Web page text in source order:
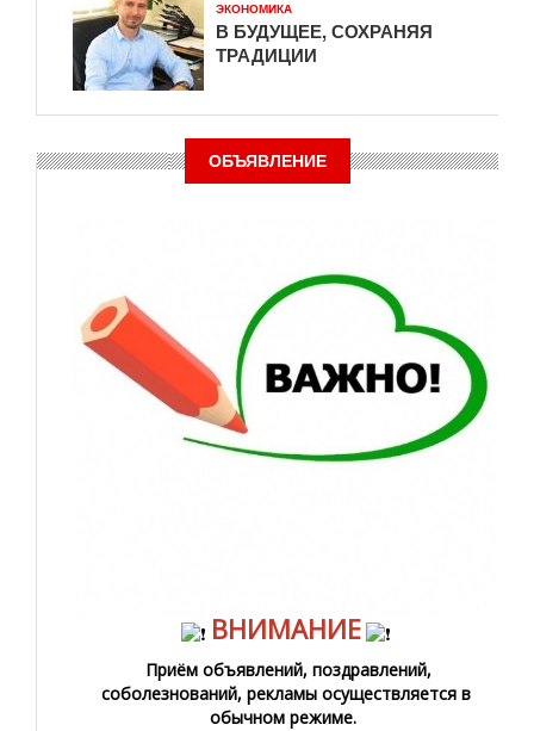
ЭКОНОМИКА
В БУДУЩЕЕ, СОХРАНЯЯ
ТРАДИЦИИ
ОБЪЯВЛЕНИЕ
ВНИМАНИЕ
Приём объявлений, поздравлений,
соболезнований, рекламы осуществляется в
обычном режиме.